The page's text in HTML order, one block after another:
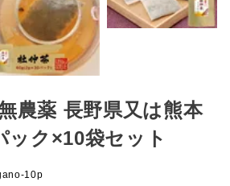
農薬 長野県又は熊本
ック×10袋セット
10p